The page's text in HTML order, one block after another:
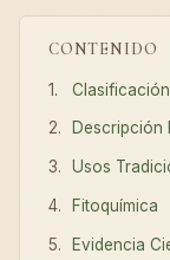
CONTENIDO
Descripción
Usos
Fitoquímica
Evidencia